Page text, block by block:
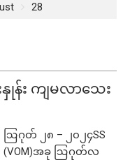
28
န်း ကျမလာသေး
ဩဂုတ် ၂၈ – ၂၀၂၄SS
(VOM)အခု ဩဂုတ်လ